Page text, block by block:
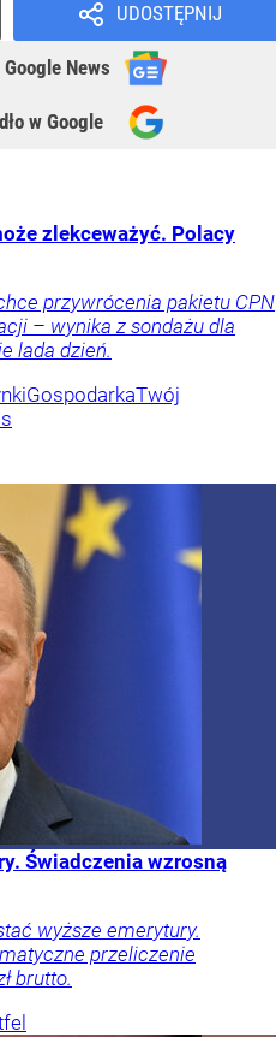
UDOSTĘPNIJ
Google News
w Google
zlekceważyć. Polacy
przywrócenia pakietu CPN
– wynika z sondażu dla
lada dzień.
GospodarkaTwój
Świadczenia wzrosną
wyższe emerytury.
przeliczenie
brutto.